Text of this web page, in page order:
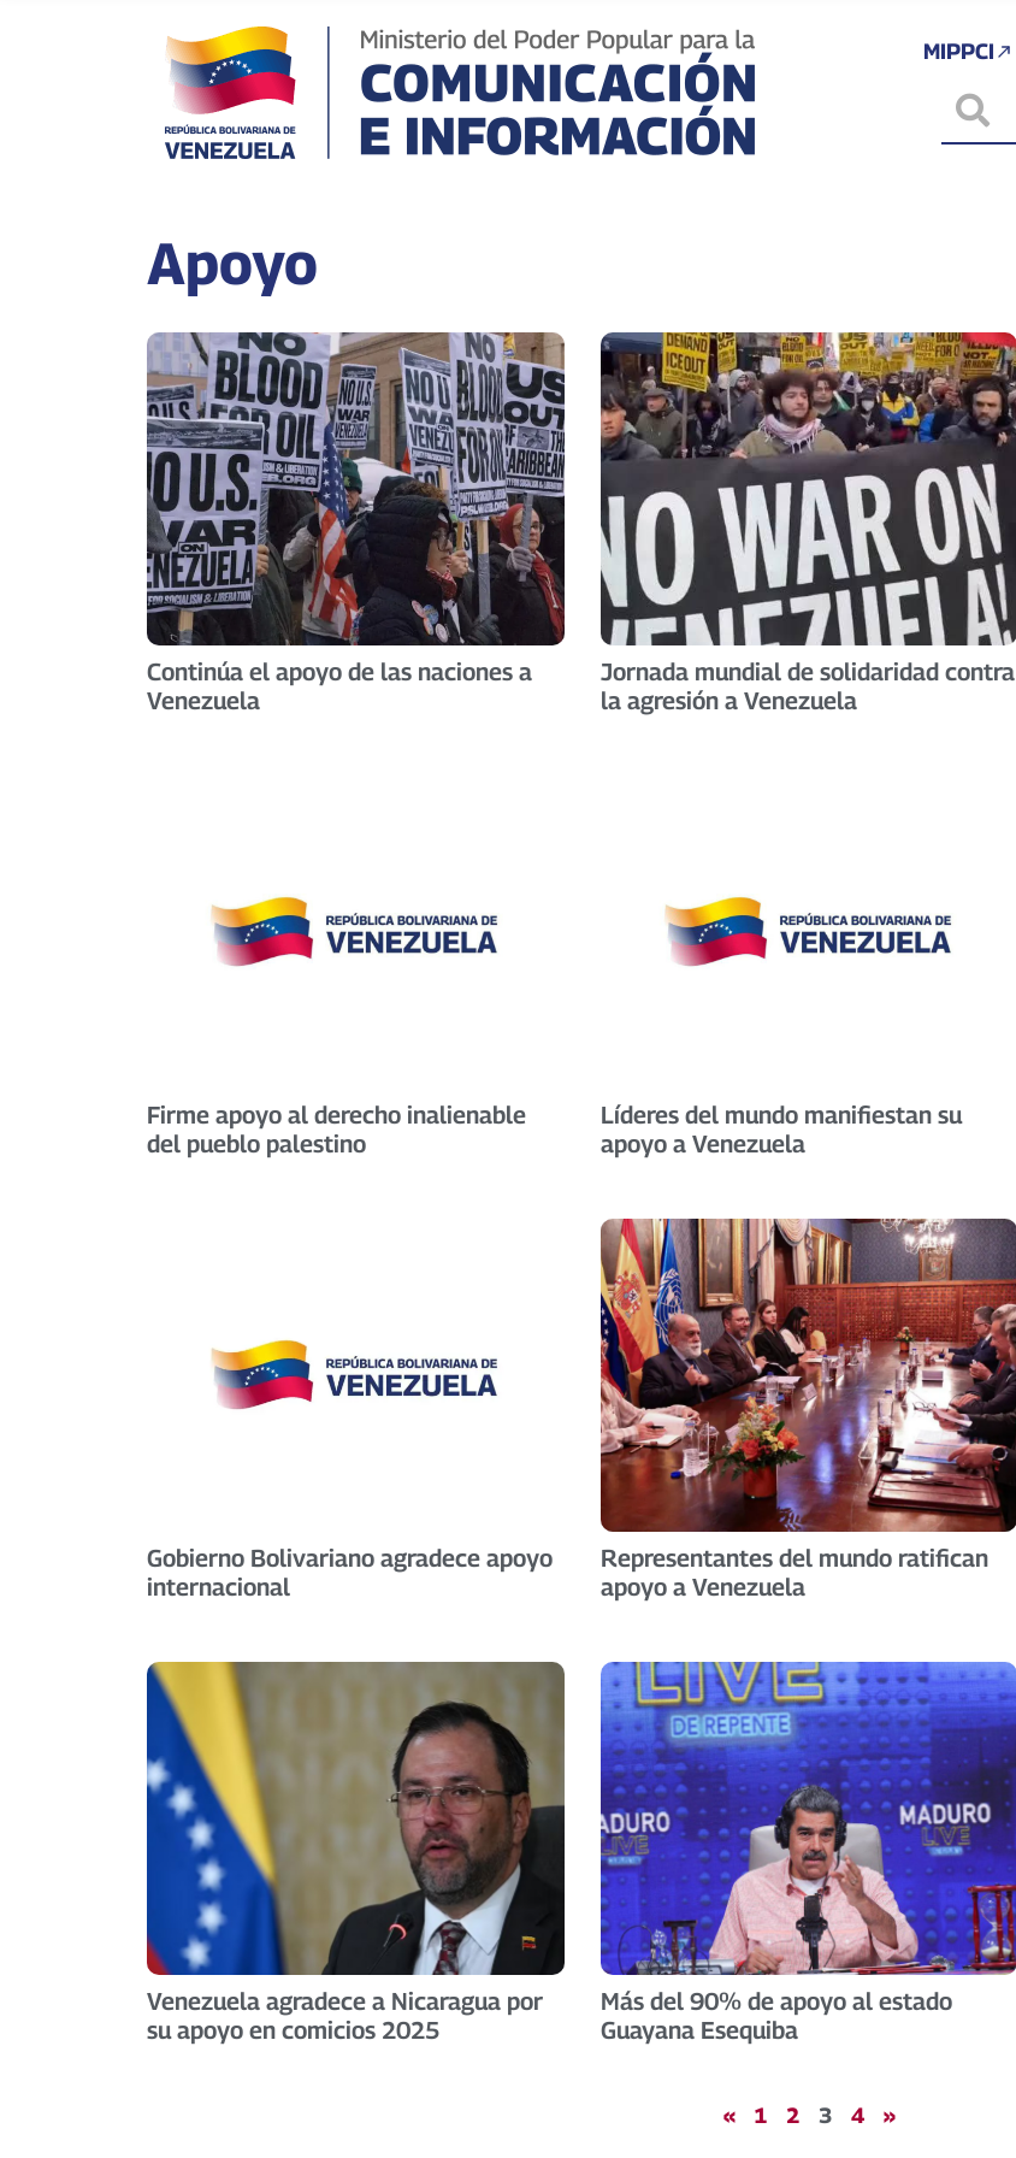
MIPPCI
Apoyo
Continúa el apoyo de las naciones a
Venezuela
Jornada mundial de solidaridad contra
la agresión a Venezuela
Firme apoyo al derecho inalienable
del pueblo palestino
Líderes del mundo manifiestan su
apoyo a Venezuela
Gobierno Bolivariano agradece apoyo
internacional
Representantes del mundo ratifican
apoyo a Venezuela
Venezuela agradece a Nicaragua por
su apoyo en comicios 2025
Más del 90% de apoyo al estado
Guayana Esequiba
« 1 2 3 4 »